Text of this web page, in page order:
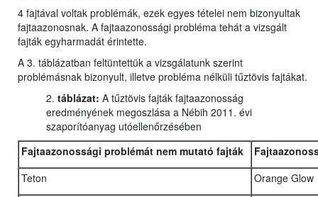
4 fajtával voltak problémák, ezek egyes tételei nem bizonyultak
fajtaazonosnak. A fajtaazonossági probléma tehát a vizsgált
fajták egyharmadát érintette.
A 3. táblázatban feltüntettük a vizsgálatunk szerint
problémásnak bizonyult, illetve probléma nélküli tűztövis fajtákat.
2. táblázat: A tűztövis fajták fajtaazonosság
eredményének megoszlása a Nébih 2011. évi
szaporítóanyag utóellenőrzésében
Fajtaazonossági problémát nem mutató fajták
Teton
Orange Glow